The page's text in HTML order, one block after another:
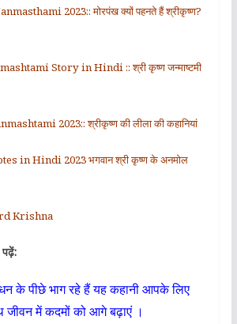
2023:: मोरपंख क्यों पहनते हैं श्रीकृष्ण?
Story in Hindi :: श्री कृष्ण जन्माष्टमी
2023:: श्रीकृष्ण की लीला की कहानियां
in Hindi 2023 भगवान श्री कृष्ण के अनमोल
Krishna
पढ़ें:
के पीछे भाग रहे हैं यह कहानी आपके लिए
में कदमों को आगे बढ़ाएं ।